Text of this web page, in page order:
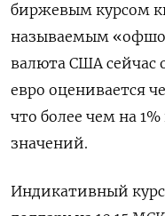
биржевым курсом
называемым
валюта США сейчас
евро оценивается
что более чем на
значений.
Индикативный